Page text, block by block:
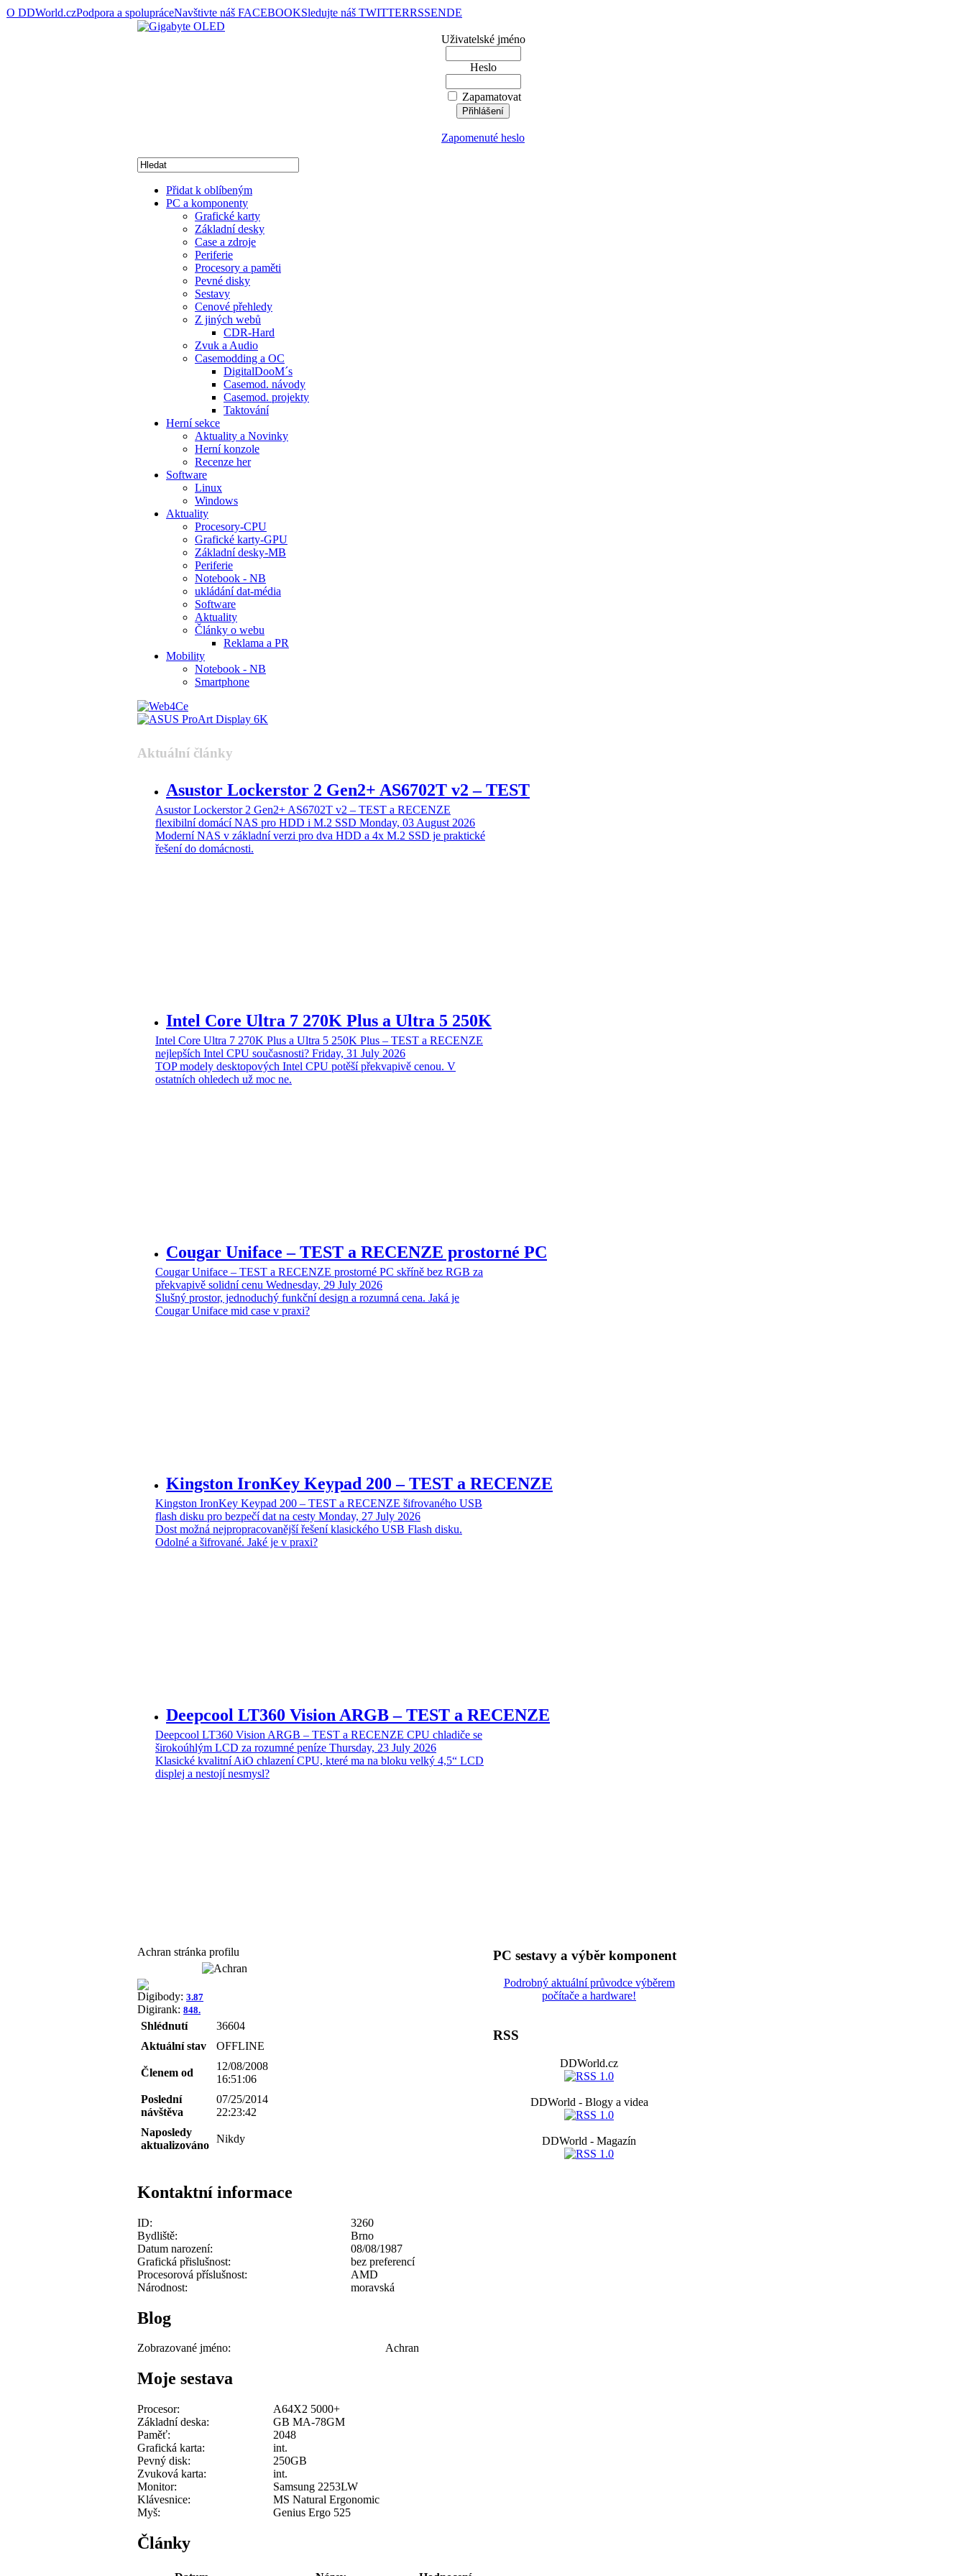
O DDWorld.czPodpora a spolupráceNavštivte náš FACEBOOKSledujte náš TWITTERRSSENDE
Uživatelské jméno
Heslo
Zapamatovat
Zapomenuté heslo
Přidat k oblíbeným
PC a komponenty
Grafické karty
Základní desky
Case a zdroje
Periferie
Procesory a paměti
Pevné disky
Sestavy
Cenové přehledy
Z jiných webů
CDR-Hard
Zvuk a Audio
Casemodding a OC
DigitalDooM´s
Casemod. návody
Casemod. projekty
Taktování
Herní sekce
Aktuality a Novinky
Herní konzole
Recenze her
Software
Linux
Windows
Aktuality
Procesory-CPU
Grafické karty-GPU
Základní desky-MB
Periferie
Notebook - NB
ukládání dat-média
Software
Aktuality
Články o webu
Reklama a PR
Mobility
Notebook - NB
Smartphone
Aktuální články
Asustor Lockerstor 2 Gen2+ AS6702T v2 – TEST
Asustor Lockerstor 2 Gen2+ AS6702T v2 – TEST a RECENZE
flexibilní domácí NAS pro HDD i M.2 SSD Monday, 03 August 2026
Moderní NAS v základní verzi pro dva HDD a 4x M.2 SSD je praktické
řešení do domácnosti.
Intel Core Ultra 7 270K Plus a Ultra 5 250K
Intel Core Ultra 7 270K Plus a Ultra 5 250K Plus – TEST a RECENZE
nejlepších Intel CPU současnosti? Friday, 31 July 2026
TOP modely desktopových Intel CPU potěší překvapivě cenou. V
ostatních ohledech už moc ne.
Cougar Uniface – TEST a RECENZE prostorné PC
Cougar Uniface – TEST a RECENZE prostorné PC skříně bez RGB za
překvapivě solidní cenu Wednesday, 29 July 2026
Slušný prostor, jednoduchý funkční design a rozumná cena. Jaká je
Cougar Uniface mid case v praxi?
Kingston IronKey Keypad 200 – TEST a RECENZE
Kingston IronKey Keypad 200 – TEST a RECENZE šifrovaného USB
flash disku pro bezpečí dat na cesty Monday, 27 July 2026
Dost možná nejpropracovanější řešení klasického USB Flash disku.
Odolné a šifrované. Jaké je v praxi?
Deepcool LT360 Vision ARGB – TEST a RECENZE
Deepcool LT360 Vision ARGB – TEST a RECENZE CPU chladiče se
širokoúhlým LCD za rozumné peníze Thursday, 23 July 2026
Klasické kvalitní AiO chlazení CPU, které ma na bloku velký 4,5“ LCD
displej a nestojí nesmysl?
Achran stránka profilu
Digibody: 3.87
Digirank: 848.
Shlédnutí
36604
Aktuální stav
OFFLINE
Členem od
12/08/2008
16:51:06
Poslední
návštěva
07/25/2014
22:23:42
Naposledy
aktualizováno
Nikdy
Kontaktní informace
ID:
3260
Bydliště:
Brno
Datum narození:
08/08/1987
Grafická přislušnost:
bez preferencí
Procesorová příslušnost:
AMD
Národnost:
moravská
Blog
Zobrazované jméno: Achran
Moje sestava
Procesor:
A64X2 5000+
Základní deska:
GB MA-78GM
Paměť:
2048
Grafická karta:
int.
Pevný disk:
250GB
Zvuková karta:
int.
Monitor:
Samsung 2253LW
Klávesnice:
MS Natural Ergonomic
Myš:
Genius Ergo 525
Články
PC sestavy a výběr komponent
Podrobný aktuální průvodce výběrem
počítače a hardware!
RSS
DDWorld.cz
DDWorld - Blogy a videa
DDWorld - Magazín